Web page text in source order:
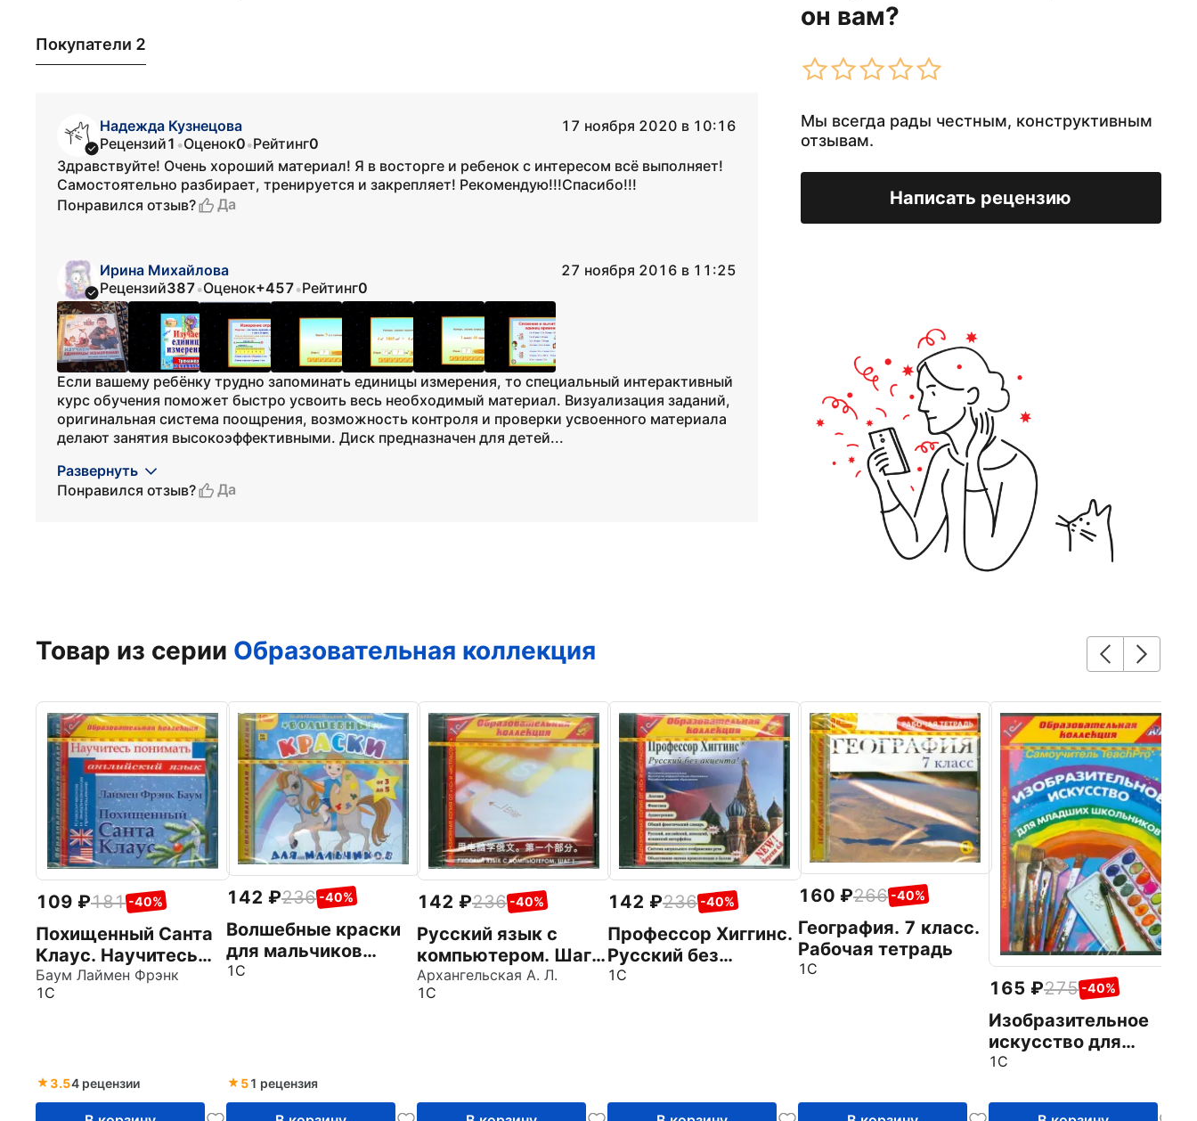
он вам?
Мы всегда рады честным, конструктивным
отзывам.
Написать рецензию
Покупатели 2
Надежда Кузнецова
17 ноября 2020 в 10:16
Рецензий1 •Оценок0•Рейтинг0
Здравствуйте! Очень хороший материал! Я в восторге и ребенок с интересом всё выполняет!
Самостоятельно разбирает, тренируется и закрепляет! Рекомендую!!!Спасибо!!!
Понравился отзыв?
Да
Ирина Михайлова
27 ноября 2016 в 11:25
Рецензий387•Оценок+457•Рейтинг0
Если вашему ребёнку трудно запоминать единицы измерения, то специальный интерактивный
курс обучения поможет быстро усвоить весь необходимый материал. Визуализация заданий,
оригинальная система поощрения, возможность контроля и проверки усвоенного материала
делают занятия высокоэффективными. Диск предназначен для детей...
Развернуть
Понравился отзыв?
Да
Товар из серии Образовательная коллекция
109 181 -40%
Похищенный Санта
Клаус. Научитесь
понимать
английский (CDpc)
Баум Лаймен Фрэнк
1С
3.54 рецензии
142 236 -40%
Волшебные краски
для мальчиков
(CDpc)
1С
51 рецензия
142 236 -40%
Русский язык с
компьютером. Шаг
1. Китайский
интерфейс (CDpc)
Архангельская А. Л.
1С
142 236 -40%
Профессор Хиггинс.
Русский без
акцента! V6.0
1С
160 266 -40%
География. 7 класс.
Рабочая тетрадь
1С
165 275 -40%
Изобразительное
искусство для
младших
1С